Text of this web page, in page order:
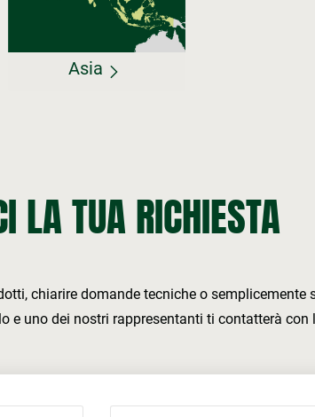
Asia
LA TUA RICHIESTA
chiarire domande tecniche o semplicemente
e uno dei nostri rappresentanti ti contatterà